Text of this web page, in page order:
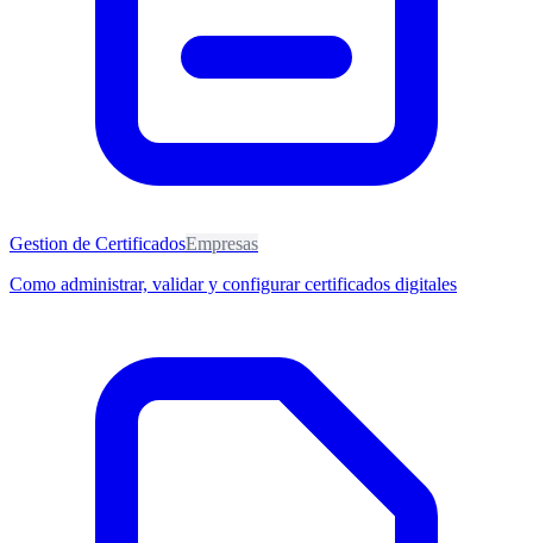
Gestion de CertificadosEmpresas
Como administrar, validar y configurar certificados digitales